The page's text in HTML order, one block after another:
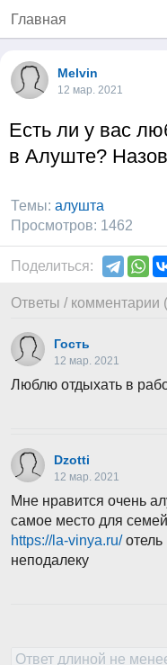
Главная
Melvin
12 мар. 2021
Есть ли у вас
в Алуште?
Темы: алушта
Просмотров: 1462
Поделиться:
Ответы / комментарии
Гость
12 мар. 2021
Люблю отдыхать в
Dzotti
12 мар. 2021
Мне нравится очень
самое место для
https://la-vinya.ru/отель
неподалеку